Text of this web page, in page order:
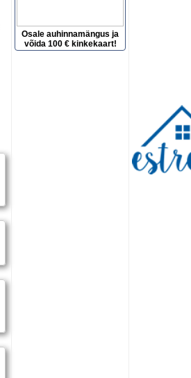
Osale auhinnamängus ja
võida 100 € kinkekaart!